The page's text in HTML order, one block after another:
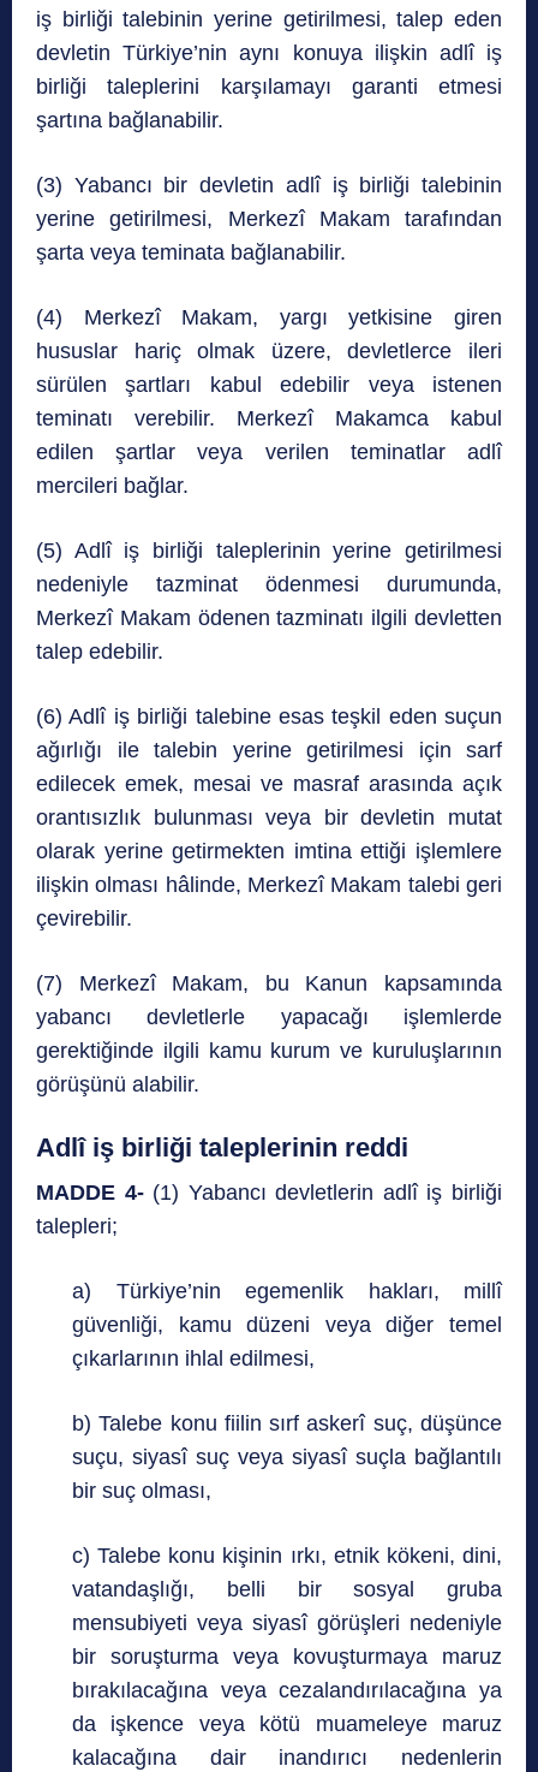
iş birliği talebinin yerine getirilmesi, talep eden
devletin Türkiye’nin aynı konuya ilişkin adlî iş
birliği taleplerini karşılamayı garanti etmesi
şartına bağlanabilir.
(3) Yabancı bir devletin adlî iş birliği talebinin
yerine getirilmesi, Merkezî Makam tarafından
şarta veya teminata bağlanabilir.
(4) Merkezî Makam, yargı yetkisine giren
hususlar hariç olmak üzere, devletlerce ileri
sürülen şartları kabul edebilir veya istenen
teminatı verebilir. Merkezî Makamca kabul
edilen şartlar veya verilen teminatlar adlî
mercileri bağlar.
(5) Adlî iş birliği taleplerinin yerine getirilmesi
nedeniyle tazminat ödenmesi durumunda,
Merkezî Makam ödenen tazminatı ilgili devletten
talep edebilir.
(6) Adlî iş birliği talebine esas teşkil eden suçun
ağırlığı ile talebin yerine getirilmesi için sarf
edilecek emek, mesai ve masraf arasında açık
orantısızlık bulunması veya bir devletin mutat
olarak yerine getirmekten imtina ettiği işlemlere
ilişkin olması hâlinde, Merkezî Makam talebi geri
çevirebilir.
(7) Merkezî Makam, bu Kanun kapsamında
yabancı devletlerle yapacağı işlemlerde
gerektiğinde ilgili kamu kurum ve kuruluşlarının
görüşünü alabilir.
Adlî iş birliği taleplerinin reddi
MADDE 4- (1) Yabancı devletlerin adlî iş birliği
talepleri;
a) Türkiye’nin egemenlik hakları, millî
güvenliği, kamu düzeni veya diğer temel
çıkarlarının ihlal edilmesi,
b) Talebe konu fiilin sırf askerî suç, düşünce
suçu, siyasî suç veya siyasî suçla bağlantılı
bir suç olması,
c) Talebe konu kişinin ırkı, etnik kökeni, dini,
vatandaşlığı, belli bir sosyal gruba
mensubiyeti veya siyasî görüşleri nedeniyle
bir soruşturma veya kovuşturmaya maruz
bırakılacağına veya cezalandırılacağına ya
da işkence veya kötü muameleye maruz
kalacağına dair inandırıcı nedenlerin